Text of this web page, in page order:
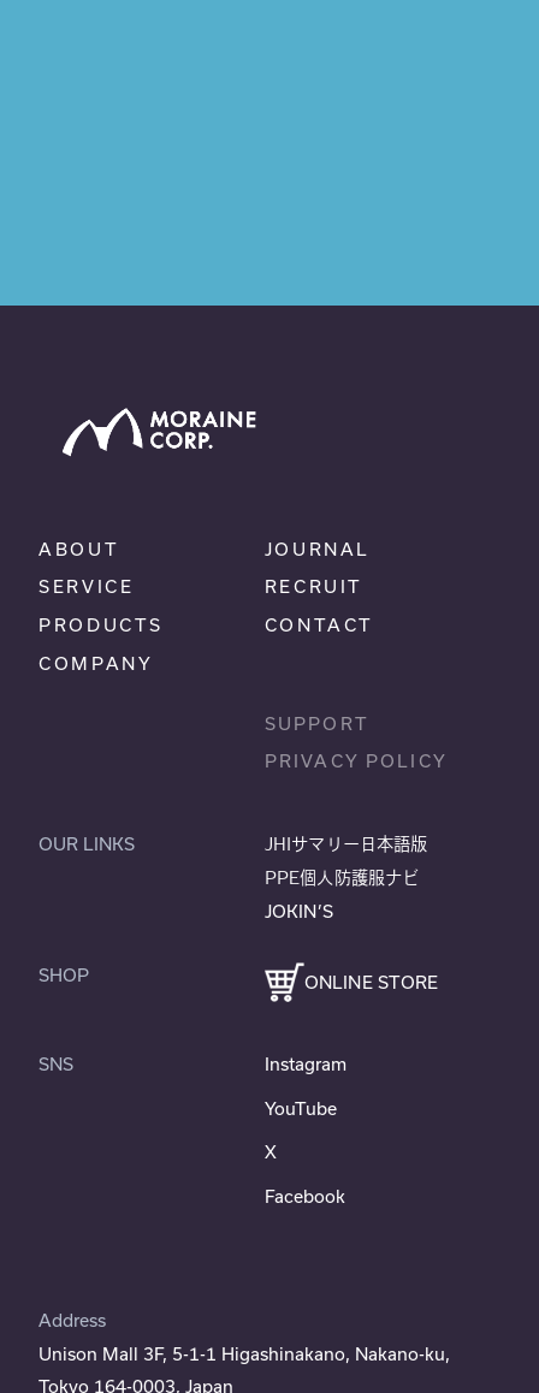
ABOUT
SERVICE
PRODUCTS
COMPANY
JOURNAL
RECRUIT
CONTACT
SUPPORT
PRIVACY POLICY
OUR LINKS
JHIサマリー日本語版
PPE個人防護服ナビ
JOKIN’S
SHOP ONLINE STORE
SNS Instagram
YouTube
X
Facebook
Address
Unison Mall 3F, 5-1-1 Higashinakano, Nakano-ku,
Tokyo 164-0003, Japan